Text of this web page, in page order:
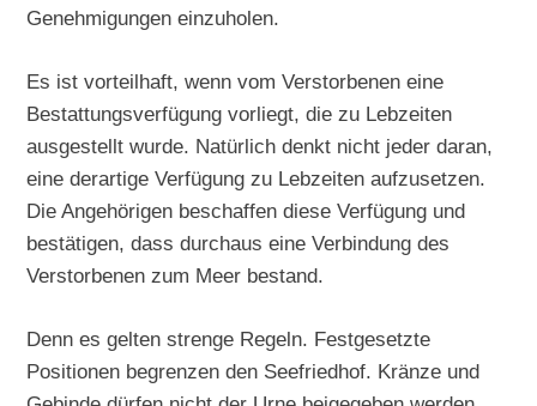
Genehmigungen einzuholen.
Es ist vorteilhaft, wenn vom Verstorbenen eine
Bestattungsverfügung vorliegt, die zu Lebzeiten
ausgestellt wurde. Natürlich denkt nicht jeder daran,
eine derartige Verfügung zu Lebzeiten aufzusetzen.
Die Angehörigen beschaffen diese Verfügung und
bestätigen, dass durchaus eine Verbindung des
Verstorbenen zum Meer bestand.
Denn es gelten strenge Regeln. Festgesetzte
Positionen begrenzen den Seefriedhof. Kränze und